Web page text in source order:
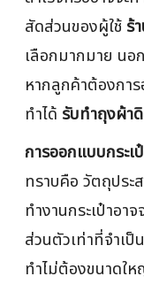
สัดส่วนของผู้ใช้ ร้
เลือกมากมาย น
หากลูกค้าต้องกา
ทำได้ รับทําถุงผ้า
การออกแบบกระเ
ทราบคือ วัตถุประ
ทำงานกระเป๋าอา
ส่วนตัวเท่าที่จำเ
ทำไม่ต้องขนาดใ